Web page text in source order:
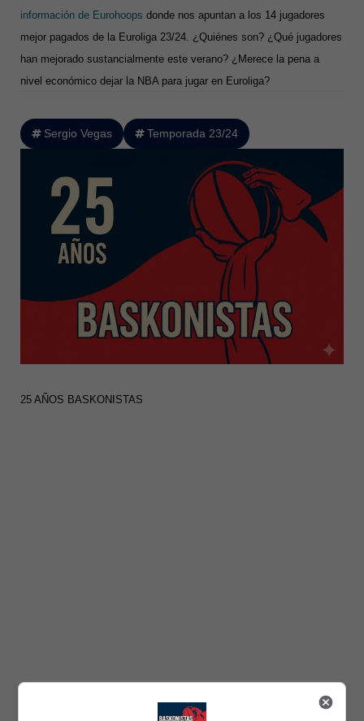
información de Eurohoops donde nos apuntan a los 14 jugadores
mejor pagados de la Euroliga 23/24. ¿Quiénes son? ¿Qué jugadores
han mejorado sustancialmente este verano? ¿Merece la pena a
nivel económico dejar la NBA para jugar en Euroliga?
Sergio Vegas Temporada 23/24
25 AÑOS BASKONISTAS